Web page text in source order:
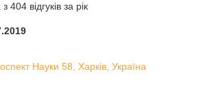
404 відгуків за рік
Науки 58, Харків, Україна